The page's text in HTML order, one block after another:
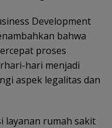
Development
bahwa
proses
hari menjadi
aspek legalitas dan
layanan rumah sakit